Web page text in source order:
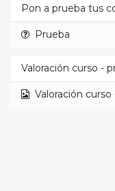
Pon a prueba tus
Prueba
Valoración curso -
Valoración